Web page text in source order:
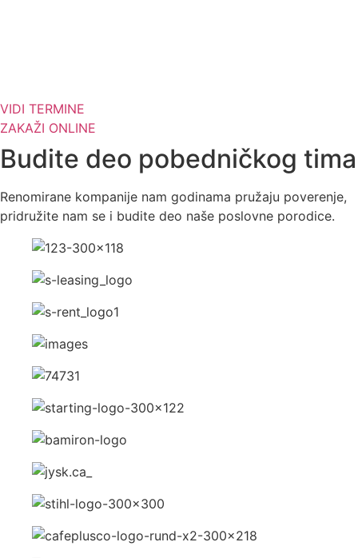
VIDI TERMINE
ZAKAŽI ONLINE
Budite deo pobedničkog tima
Renomirane kompanije nam godinama pružaju poverenje,
pridružite nam se i budite deo naše poslovne porodice.